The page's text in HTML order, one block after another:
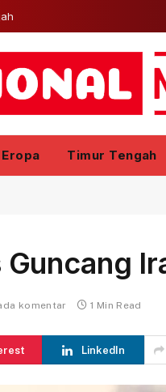
Eropa Timur Tengah
komentar 1 Min Read
LinkedIn